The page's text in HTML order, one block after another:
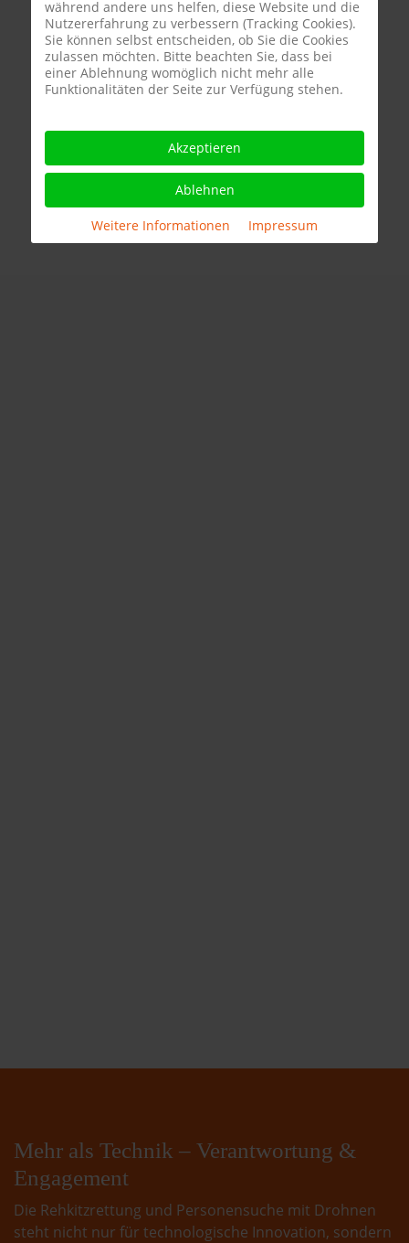
Mehr als Technik – Verantwortung &
Engagement
Die Rehkitzrettung und Personensuche mit Drohnen
steht nicht nur für technologische Innovation, sondern
während andere uns helfen, diese Website und die
Nutzererfahrung zu verbessern (Tracking Cookies).
Sie können selbst entscheiden, ob Sie die Cookies
zulassen möchten. Bitte beachten Sie, dass bei
einer Ablehnung womöglich nicht mehr alle
Funktionalitäten der Seite zur Verfügung stehen.
Akzeptieren
Ablehnen
Weitere Informationen Impressum